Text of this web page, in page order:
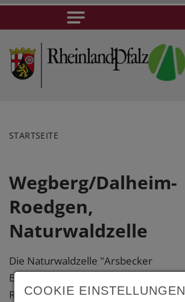
STARTSEITE
Wegberg/Dalheim-
Roedgen,
Naturwaldzelle
Die Naturwaldzelle "Arsbecker
Bruch" ist über einen
Rundwanderweg für Besucher
COOKIE EINSTELLUNGEN